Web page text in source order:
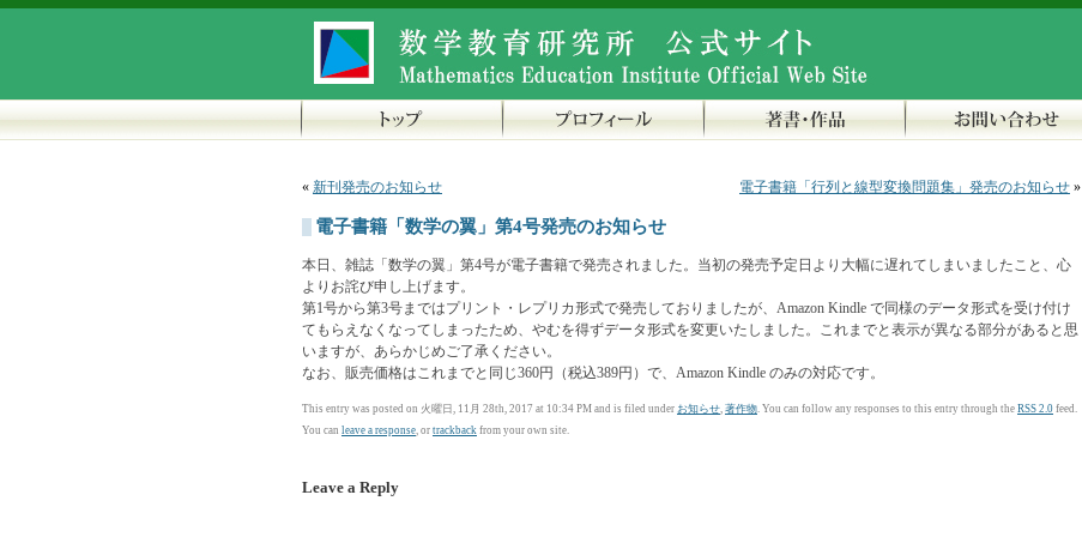
« 新刊発売のお知らせ 電子書籍「行列と線型変換問題集」発売のお知らせ »
電子書籍「数学の翼」第4号発売のお知らせ
本日、雑誌「数学の翼」第4号が電子書籍で発売されました。当初の発売予定日より大幅に遅れてしまいましたこと、心
よりお詫び申し上げます。
第1号から第3号まではプリント・レプリカ形式で発売しておりましたが、Amazon Kindle で同様のデータ形式を受け付け
てもらえなくなってしまったため、やむを得ずデータ形式を変更いたしました。これまでと表示が異なる部分があると思
いますが、あらかじめご了承ください。
なお、販売価格はこれまでと同じ360円（税込389円）で、Amazon Kindle のみの対応です。
This entry was posted on 火曜日, 11月 28th, 2017 at 10:34 PM and is filed under お知らせ, 著作物. You can follow any responses to this entry through the RSS 2.0 feed.
You can leave a response, or trackback from your own site.
Leave a Reply